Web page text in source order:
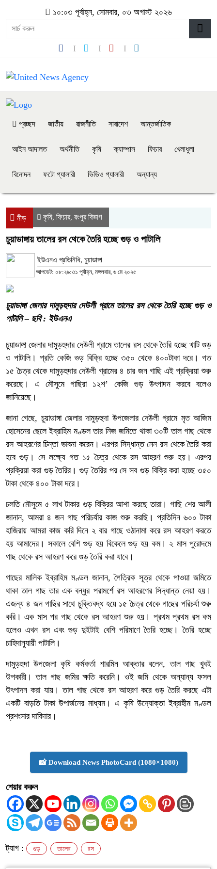
১০:০৩ পূর্বাহ্ন, সোমবার, ০৩ অগাস্ট ২০২৬
প্রচ্ছদ জাতীয় রাজনীতি সারাদেশ আন্তর্জাতিক
আইন আদালত অর্থনীতি কৃষি ক্যাম্পাস ফিচার খেলাধুলা
বিনোদন ফটো গ্যালারী ভিডিও গ্যালারী অন্যান্য
নীড় কৃষি, ফিচার, রংপুর বিভাগ
চুয়াডাঙ্গায় তালের রস থেকে তৈরি হচ্ছে গুড় ও পাটালি
ইউএনএ প্রতিনিধি, চুয়াডাঙ্গা
আপডেট: ০৮:২৯:৩১ পূর্বাহ্ন, মঙ্গলবার, ৬ মে ২০২৫
চুয়াডাঙ্গা জেলার দামুড়হুদার দেউলী গ্রামে তালের রস থেকে তৈরি হচ্ছে গুড় ও
পাটালি – ছবি : ইউএনএ
চুয়াডাঙ্গা জেলার দামুড়হুদার দেউলী গ্রামে তালের রস থেকে তৈরি হচ্ছে খাটি গুড়
ও পাটালি। প্রতি কেজি গুড় বিক্রি হচ্ছে ৩৫০ থেকে ৪০০টাকা দরে। গত
১৫ চৈত্র থেকে দামুড়হুদার দেউলী গ্রামের ৪ চার জন গাছি এই প্রক্রিয়া শুরু
করেছে। এ মৌসুমে গাছিরা ১২শ’ কেজি গুড় উৎপাদন করবে বলেও
জানিয়েছে।
জানা গেছে, চুয়াডাঙ্গা জেলার দামুড়হুদা উপজেলার দেউলী গ্রামে মৃত আজিম
হোসেনের ছেলে ইব্রাহিম মণ্ডল তার নিজ জমিতে থাকা ৩০টি তাল গাছ থেকে
রস আহরণের চিন্তা ভাবনা করেন। এরপর সিদ্ধান্ত নেন রস থেকে তৈরি করা
হবে গুড়। সে লক্ষ্যে গত ১৫ চৈত্র থেকে রস আহরণ শুরু হয়। এরপর
প্রক্রিয়া করা গুড় তৈরির। গুড় তৈরির পর সে সব গুড় বিক্রি করা হচ্ছে ৩৫০
টাকা থেকে ৪০০ টাকা দরে।
চলতি মৌসুমে ৫ লাখ টাকার গুড় বিক্রির আশা করছে তারা। গাছি শের আলী
জানান, আমরা ৪ জন গাছ পরিচর্যার কাজ শুরু করছি। প্রতিদিন ৬০০ টাকা
হাজিরায় আমরা কাজ করি দিনে ২ বার গাছে ওঠানামা করে রস আহরণ করতে
হয় আমাদের। সকালে বেশি গুড় হয় বিকেলে গুড় হয় কম। ২ মাস পুরোদমে
গাছ থেকে রস আহরণ করে গুড় তৈরি করা যাবে।
গাছের মালিক ইব্রাহিম মণ্ডল জানান, পৈত্রিক সূত্র থেকে পাওয়া জমিতে
থাকা তাল গাছ তার এক বন্ধুর পরামর্শে রস আহরণের সিদ্ধান্ত নেয়া হয়।
এজন্য ৪ জন গাছির সাথে চুক্তিবদ্ধ হয়ে ১৫ চৈত্র থেকে গাছের পরিচর্যা শুরু
করি। এক মাস পর গাছ থেকে রস আহরণ শুরু হয়। প্রথম প্রথম রস কম
হলেও এখন রস এবং গুড় দুইটাই বেশি পরিমাণে তৈরি হচ্ছে। তৈরি হচ্ছে
চাহিদানুযায়ী পাটালি।
দামুড়হুদা উপজেলা কৃষি কর্মকর্তা শারমিন আক্তার বলেন, তাল গাছ খুবই
উপকারী। তাল গাছ জমির ক্ষতি করেনি। ওই জমি থেকে অন্যান্য ফসল
উৎপাদন করা যায়। তাল গাছ থেকে রস আহরণ করে গুড় তৈরি করছে এটা
একটি বাড়তি টাকা উপার্জনের মাধ্যম। এ কৃষি উদ্যোক্তা ইব্রাহীম মণ্ডল
প্রশংসার দাবিদার।
📸 Download News PhotoCard (1080×1080)
শেয়ার করুন
ট্যাগ : গুড় তালের রস